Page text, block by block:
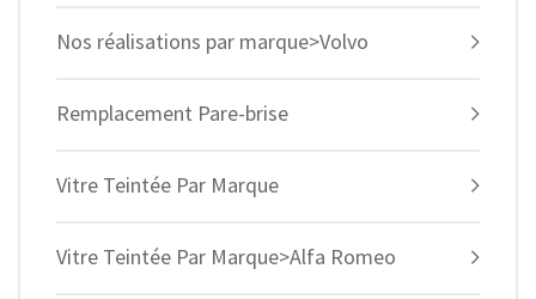
Nos réalisations par marque>Volvo
Remplacement Pare-brise
Vitre Teintée Par Marque
Vitre Teintée Par Marque>Alfa Romeo